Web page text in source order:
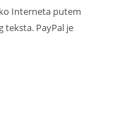
Interneta putem
teksta. PayPal je